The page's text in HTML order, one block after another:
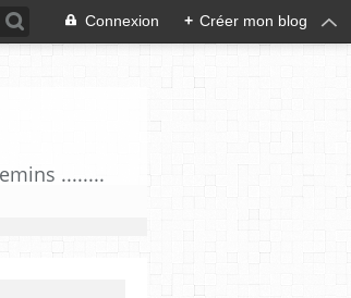
Connexion + Créer mon blog
........